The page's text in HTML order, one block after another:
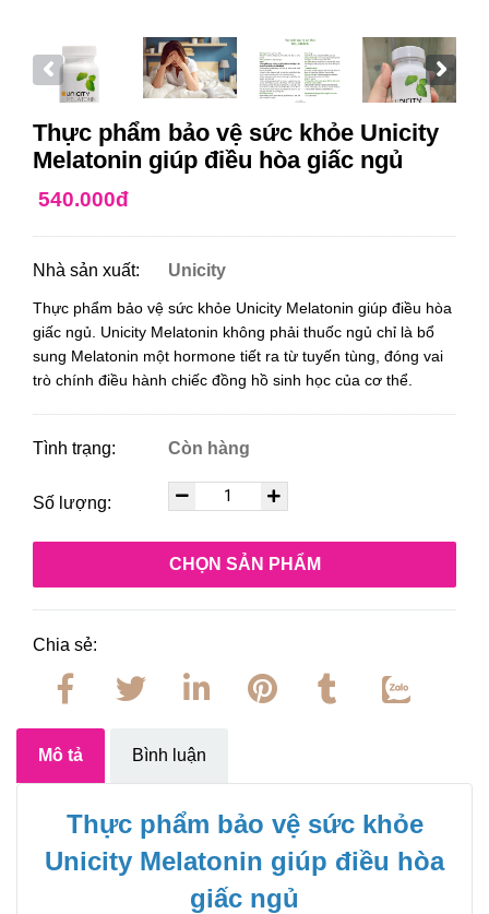
Thực phẩm bảo vệ sức khỏe Unicity
Melatonin giúp điều hòa giấc ngủ
540.000đ
Nhà sản xuất: Unicity
Thực phẩm bảo vệ sức khỏe Unicity Melatonin giúp điều hòa
giấc ngủ. Unicity Melatonin không phải thuốc ngủ chỉ là bổ
sung Melatonin một hormone tiết ra từ tuyến tùng, đóng vai
trò chính điều hành chiếc đồng hồ sinh học của cơ thể.
Tình trạng: Còn hàng
Số lượng:
CHỌN SẢN PHẨM
Chia sẻ:
Mô tả Bình luận
Thực phẩm bảo vệ sức khỏe
Unicity Melatonin giúp điều hòa
giấc ngủ